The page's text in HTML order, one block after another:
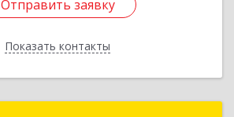
Отправить заявку
Показать контакты
Отправить заявку
Назад